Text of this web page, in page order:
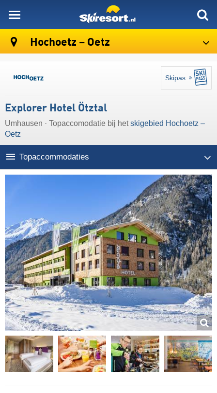
Hochoetz – Oetz
Skipas
Explorer Hotel Ötztal
Umhausen · Topaccomodatie bij hetskigebied Hochoetz –
Oetz
Topaccommodaties